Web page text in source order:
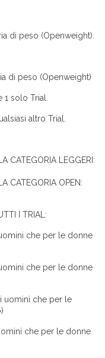
di peso (Openweight).
di peso (Openweight)
solo Trial.
altro Trial.
CATEGORIA LEGGERI:
CATEGORIA OPEN:
I TRIAL:
che per le donne
che per le donne
uomini che per le
che per le donne